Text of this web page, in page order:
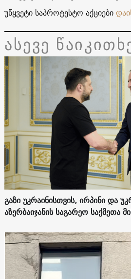
უწყვეტი საპროტესტო აქციები
ასევე
გაზი უკრაინისთვის, ირპინი და
აზერბაიჯანის საგარეო საქმეთა